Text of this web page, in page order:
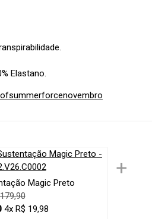
Elastano.
Magic Preto
4x R$ 19,98
+